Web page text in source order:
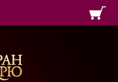
ПАРОЛЬ
ФОРМА ОБРАТНОЙ
ТЕЛЕФОН:
ИМЯ
ПАРОЛЬ